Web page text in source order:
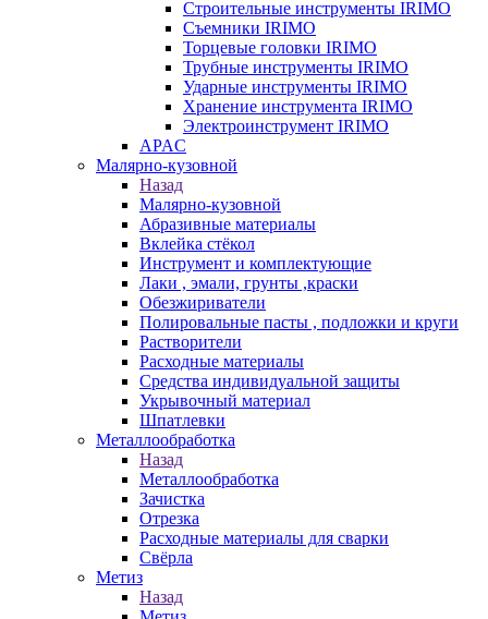
Строительные инструменты IRIMO
Съемники IRIMO
Торцевые головки IRIMO
Трубные инструменты IRIMO
Ударные инструменты IRIMO
Хранение инструмента IRIMO
Электроинструмент IRIMO
APAC
Малярно-кузовной
Назад
Малярно-кузовной
Абразивные материалы
Вклейка стёкол
Инструмент и комплектующие
Лаки , эмали, грунты ,краски
Обезжириватели
Полировальные пасты , подложки и круги
Растворители
Расходные материалы
Средства индивидуальной защиты
Укрывочный материал
Шпатлевки
Металлообработка
Назад
Металлообработка
Зачистка
Отрезка
Расходные материалы для сварки
Свёрла
Метиз
Назад